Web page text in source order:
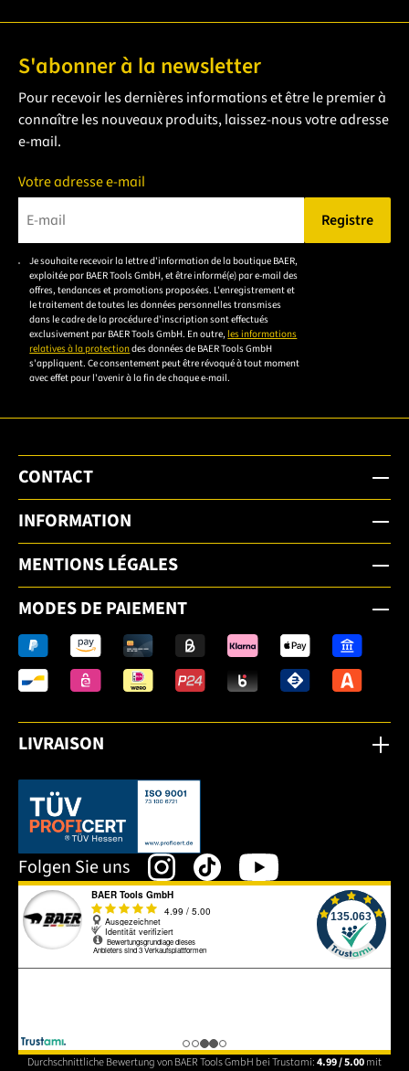
S'abonner à la newsletter
Pour recevoir les dernières informations et être le premier à
connaître les nouveaux produits, laissez-nous votre adresse
e-mail.
Votre adresse e-mail
Veuillez saisir une adresse e-mail valide.
Registre
Je souhaite recevoir la lettre d'information de la boutique BAER,
exploitée par BAER Tools GmbH, et être informé(e) par e-mail des
offres, tendances et promotions proposées. L'enregistrement et
le traitement de toutes les données personnelles transmises
dans le cadre de la procédure d'inscription sont effectués
exclusivement par BAER Tools GmbH. En outre, les informations
relatives à la protectiondes données de BAER Tools GmbH
s'appliquent. Ce consentement peut être révoqué à tout moment
avec effet pour l'avenir à la fin de chaque e-mail.
CONTACT
INFORMATION
MENTIONS LÉGALES
MODES DE PAIEMENT
LIVRAISON
Dieser Link öffnet sich in einem neuen Tab.
Folgen Sie uns
Durchschnittliche Bewertung von BAER Tools GmbH bei Trustami:4.99 / 5.00mit